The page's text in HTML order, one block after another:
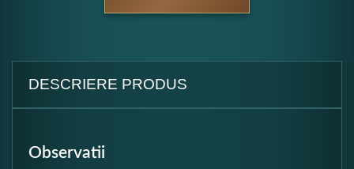
DESCRIERE PRODUS
Observatii